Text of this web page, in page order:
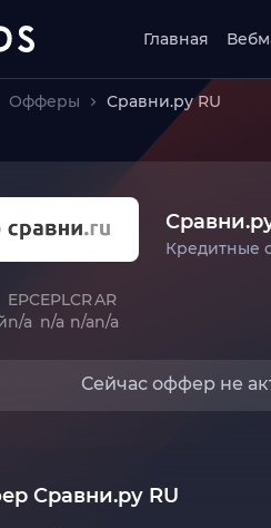
Главная
Офферы Сравни.ру RU
Кредитные
EPC
n/a
EPL
n/a
CR
n/a
AR
n/a
Сейчас оффер не
Сравни.ру RU